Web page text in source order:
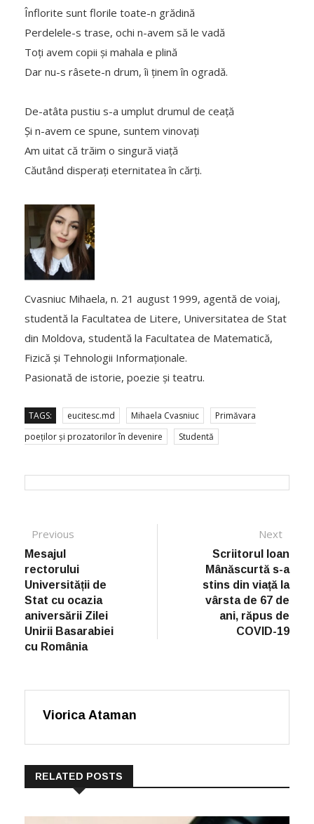
Înflorite sunt florile toate-n grădină
Perdelele-s trase, ochi n-avem să le vadă
Toți avem copii și mahala e plină
Dar nu-s râsete-n drum, îi ținem în ogradă.
De-atâta pustiu s-a umplut drumul de ceață
Și n-avem ce spune, suntem vinovați
Am uitat că trăim o singură viață
Căutând disperați eternitatea în cărți.
Cvasniuc Mihaela, n. 21 august 1999, agentă de voiaj,
studentă la Facultatea de Litere, Universitatea de Stat
din Moldova, studentă la Facultatea de Matematică,
Fizică și Tehnologii Informaționale.
Pasionată de istorie, poezie și teatru.
TAGS: eucitesc.md Mihaela Cvasniuc
Primăvara
poeților și prozatorilor în devenire
Studentă
Post navigation
Previous
Mesajul
rectorului
Universității de
Stat cu ocazia
aniversării Zilei
Unirii Basarabiei
cu România
Next
Scriitorul Ioan
Mânăscurtă s-a
stins din viață la
vârsta de 67 de
ani, răpus de
COVID-19
Viorica Ataman
RELATED POSTS